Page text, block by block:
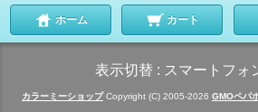
ホーム カート
表示切替 : スマートフォ
カラーミーショップCopyright (C) 2005-2026 GMOペパ